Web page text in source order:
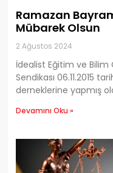
Ramazan
Mübarek Olsun
2 Ağustos 2024
İdealist Eğitim ve Bilim
Sendikası 06.11.2015
derneklerine yapmış
Devamını Oku »